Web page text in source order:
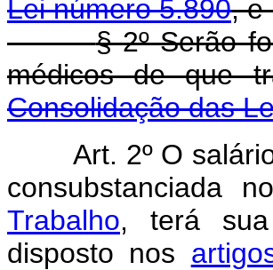
Lei número 5.890,
§ 2º Serão
médicos de que
Consolidação das
Art. 2º O
consubstanciada
Trabalho, terá sua
disposto nos